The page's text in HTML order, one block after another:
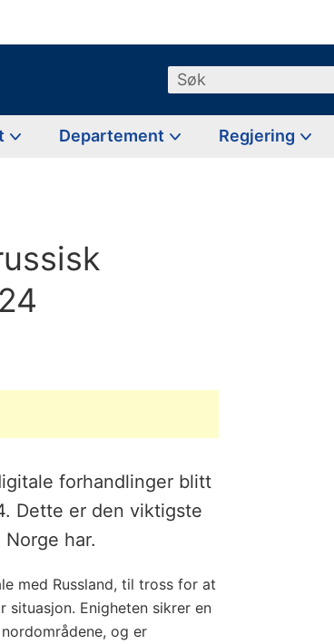
Søk
Departement Regjering
forhandlinger blitt
Dette er den viktigste
har.
med Russland, til tross for at
Enigheten sikrer en
og er